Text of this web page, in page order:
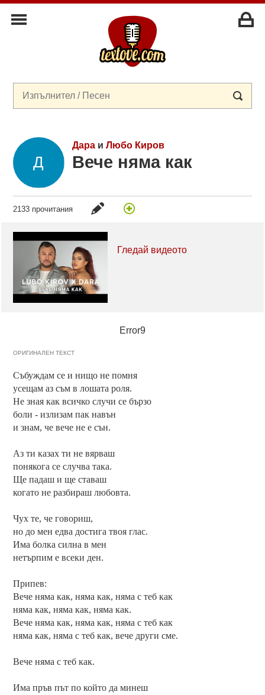
Дараи Любо Киров
Вече няма как
2133 прочитания
Гледай видеото
Error9
ОРИГИНАЛЕН ТЕКСТ
Събуждам се и нищо не помня
усещам аз съм в лошата роля.
Не зная как всичко случи се бързо
боли - излизам пак навън
и знам, че вече не е сън.
Аз ти казах ти не вярваш
понякога се случва така.
Ще падаш и ще ставаш
когато не разбираш любовта.
Чух те, че говориш,
но до мен едва достига твоя глас.
Има болка силна в мен
нетърпим е всеки ден.
Припев:
Вече няма как, няма как, няма с теб как
няма как, няма как, няма как.
Вече няма как, няма как, няма с теб как
няма как, няма с теб как, вече други сме.
Вече няма с теб как.
Има пръв път по който да минеш